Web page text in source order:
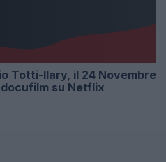
Totti-Ilary, il 24 Novembre
su Netflix